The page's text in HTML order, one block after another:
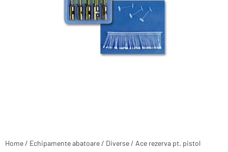
Home / Echipamente abatoare / Diverse / Ace rezerva pt. pistol